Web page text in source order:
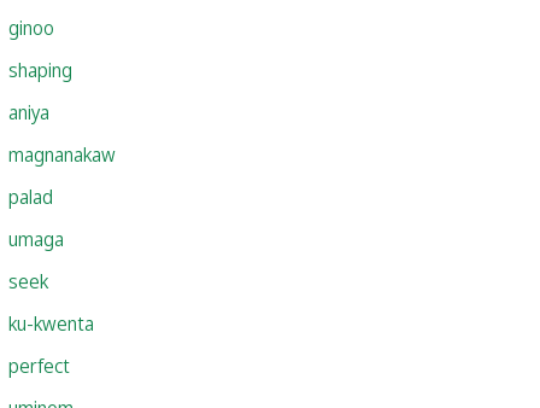
ginoo
shaping
aniya
magnanakaw
palad
umaga
seek
ku-kwenta
perfect